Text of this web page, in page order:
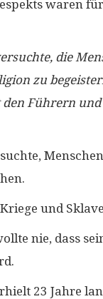
waren
die
zu
den Führern
und
nie, dass
23 Jahre